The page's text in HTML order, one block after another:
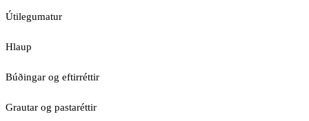
Útilegumatur
Hlaup
Búðingar og eftirréttir
Grautar og pastaréttir